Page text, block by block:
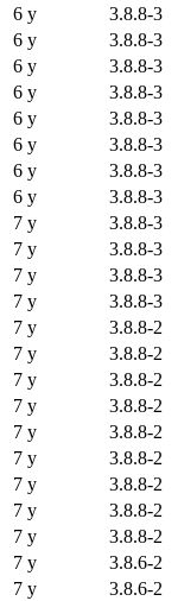
6 y
3.8.8-3
6 y
3.8.8-3
6 y
3.8.8-3
6 y
3.8.8-3
6 y
3.8.8-3
6 y
3.8.8-3
6 y
3.8.8-3
6 y
3.8.8-3
7 y
3.8.8-3
7 y
3.8.8-3
7 y
3.8.8-3
7 y
3.8.8-3
7 y
3.8.8-2
7 y
3.8.8-2
7 y
3.8.8-2
7 y
3.8.8-2
7 y
3.8.8-2
7 y
3.8.8-2
7 y
3.8.8-2
7 y
3.8.8-2
7 y
3.8.8-2
7 y
3.8.6-2
7 y
3.8.6-2